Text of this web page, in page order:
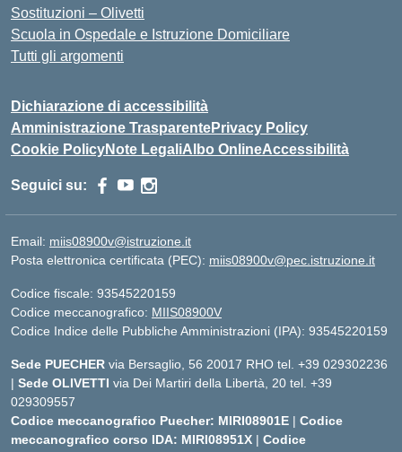
Sostituzioni – Olivetti
Scuola in Ospedale e Istruzione Domiciliare
Tutti gli argomenti
Dichiarazione di accessibilità
Amministrazione TrasparentePrivacy Policy
Cookie PolicyNote LegaliAlbo OnlineAccessibilità
Seguici su:
Email: miis08900v@istruzione.it
Posta elettronica certificata (PEC): miis08900v@pec.istruzione.it
Codice fiscale: 93545220159
Codice meccanografico: MIIS08900V
Codice Indice delle Pubbliche Amministrazioni (IPA): 93545220159
Sede PUECHER via Bersaglio, 56 20017 RHO tel. +39 029302236
| Sede OLIVETTI via Dei Martiri della Libertà, 20 tel. +39
029309557
Codice meccanografico Puecher: MIRI08901E | Codice
meccanografico corso IDA: MIRI08951X | Codice